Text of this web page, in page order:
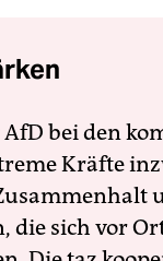
bei den
Kräfte
die sich vor